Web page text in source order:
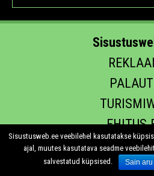
Sisustusweb.ee veebilehel kasutatakse
ajal, muutes kasutatava seadme
salvestatud küpsised.
Sain aru